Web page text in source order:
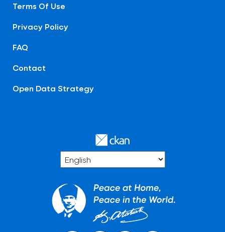
Terms Of Use
Privacy Policy
FAQ
Contact
Open Data Strategy